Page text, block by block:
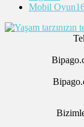
Mobil Oyun